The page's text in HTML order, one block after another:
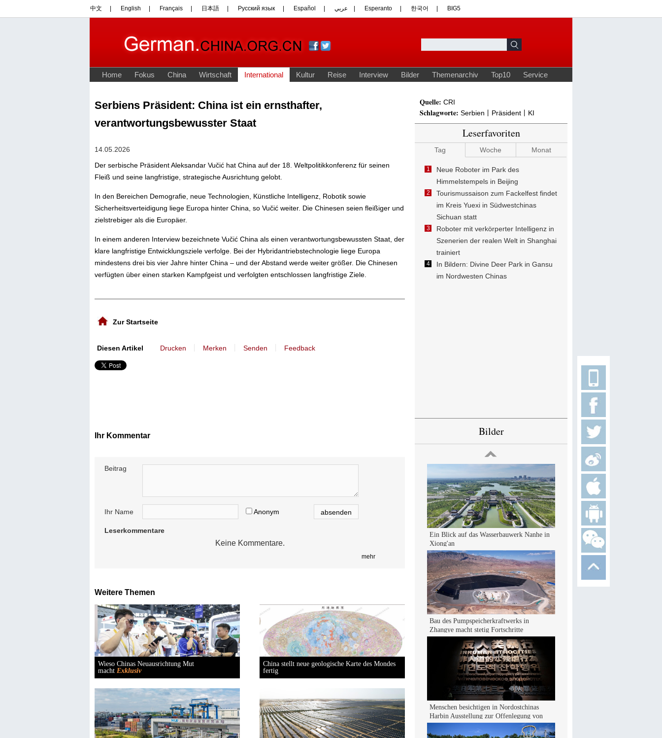
Serbiens Präsident: China ist ein ernsthafter,
verantwortungsbewusster Staat
14.05.2026
Der serbische Präsident Aleksandar Vučić hat China auf der 18. Weltpolitikkonferenz für seinen
Fleiß und seine langfristige, strategische Ausrichtung gelobt.
In den Bereichen Demografie, neue Technologien, Künstliche Intelligenz, Robotik sowie
Sicherheitsverteidigung liege Europa hinter China, so Vučić weiter. Die Chinesen seien fleißiger und
zielstrebiger als die Europäer.
In einem anderen Interview bezeichnete Vučić China als einen verantwortungsbewussten Staat, der
klare langfristige Entwicklungsziele verfolge. Bei der Hybridantriebstechnologie liege Europa
mindestens drei bis vier Jahre hinter China – und der Abstand werde weiter größer. Die Chinesen
verfügten über einen starken Kampfgeist und verfolgten entschlossen langfristige Ziele.
Zur Startseite
Diesen Artikel Drucken Merken Senden Feedback
Ihr Kommentar
Beitrag
Ihr Name Anonym
Leserkommentare
Keine Kommentare.
mehr
Quelle: CRI
Schlagworte: Serbien丨Präsident丨KI